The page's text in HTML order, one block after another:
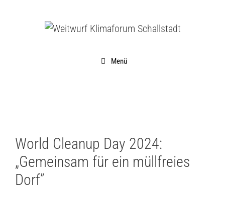
Menü
World Cleanup Day 2024:
„Gemeinsam für ein müllfreies
Dorf”